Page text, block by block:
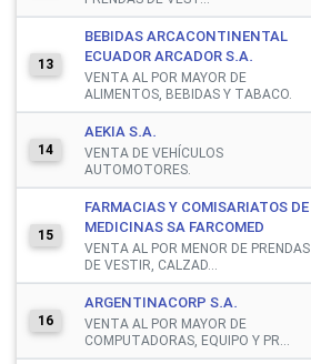
13
BEBIDAS ARCACONTINENTAL
ECUADOR ARCADOR S.A.
VENTA AL POR MAYOR DE
ALIMENTOS, BEBIDAS Y TABACO.
14
AEKIA S.A.
VENTA DE VEHÍCULOS
AUTOMOTORES.
15
FARMACIAS Y COMISARIATOS DE
MEDICINAS SA FARCOMED
VENTA AL POR MENOR DE PRENDAS
DE VESTIR, CALZAD...
16
ARGENTINACORP S.A.
VENTA AL POR MAYOR DE
COMPUTADORAS, EQUIPO Y PR...